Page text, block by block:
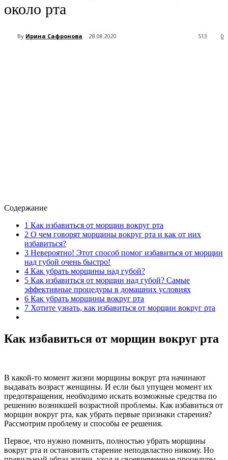
около рта
By Ирина Сафронова 28.08.2020 0
513
Содержание
1 Как избавиться от морщин вокруг рта
2 О чем говорят морщины вокруг рта и как от них
избавиться?
3 Невероятно! Этот способ помог избавиться от морщин
над губой очень быстро!
4 Как убрать морщины над губой?
5 Как избавиться от морщин над губой? Самые
эффективные процедуры в домашних условиях
6 Как убрать морщины вокруг рта
7 Хотите узнать, как избавиться от морщин вокруг рта
Как избавиться от морщин вокруг рта
В какой-то момент жизни морщины вокруг рта начинают
выдавать возраст женщины. И если был упущен момент их
предотвращения, необходимо искать возможные средства по
решению возникшей возрастной проблемы. Как избавиться от
морщин вокруг рта, как убрать первые признаки старения?
Рассмотрим проблему и способы ее решения.
Первое, что нужно помнить, полностью убрать морщины
вокруг рта и остановить старение неподвластно никому. Но